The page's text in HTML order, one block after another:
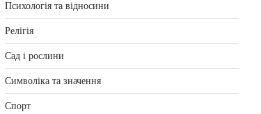
Психологія та відносини
Релігія
Сад і рослини
Символіка та значення
Спорт